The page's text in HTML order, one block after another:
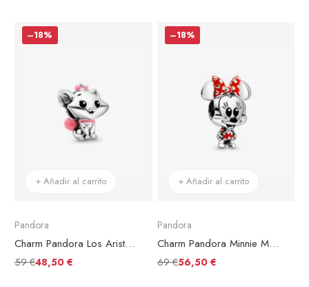
–18%
+ Añadir al carrito
Pandora
Charm Pandora Los Aristogatos de Disney
59 €48,50 €
–18%
+ Añadir al carrito
Pandora
Charm Pandora Minnie Mouse con Vestido y Lazo de lunares de Disney
69 €56,50 €